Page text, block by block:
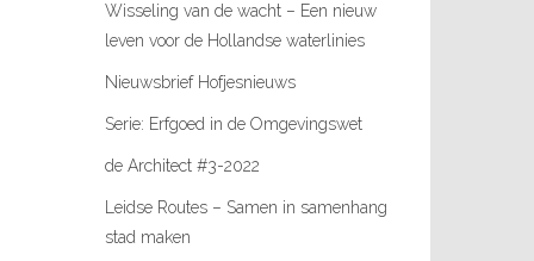
Wisseling van de wacht – Een nieuw
leven voor de Hollandse waterlinies
Nieuwsbrief Hofjesnieuws
Serie: Erfgoed in de Omgevingswet
de Architect #3-2022
Leidse Routes – Samen in samenhang
stad maken